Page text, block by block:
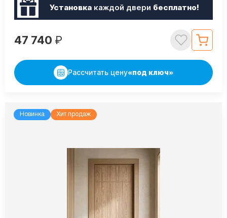
Установкакаждой двери бесплатно!
47 740 ₽
Рассчитать цену«под ключ»
Новинка Хит продаж